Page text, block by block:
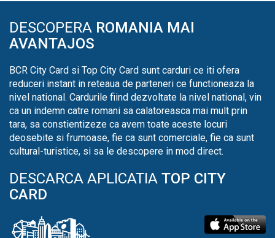
DESCOPERA ROMANIA MAI
AVANTAJOS
BCR City Card si Top City Card sunt carduri ce iti ofera
reduceri instant in reteaua de parteneri ce functioneaza la
nivel national. Cardurile fiind dezvoltate la nivel national, vin
ca un indemn catre romani sa calatoreasca mai mult prin
tara, sa constientizeze ca avem toate aceste locuri
deosebite si frumoase, fie ca sunt comerciale, fie ca sunt
cultural-turistice, si sa le descopere in mod direct.
DESCARCA APLICATIA TOP CITY
CARD